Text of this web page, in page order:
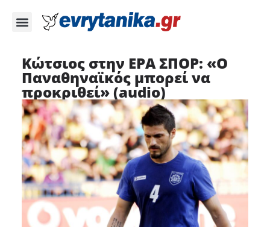
Κώτσιος στην ΕΡΑ ΣΠΟΡ: «Ο
Παναθηναϊκός μπορεί να
προκριθεί» (audio)